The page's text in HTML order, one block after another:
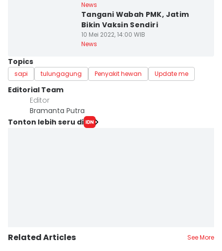
News
Tangani Wabah PMK, Jatim
Bikin Vaksin Sendiri
10 Mei 2022, 14:00 WIB
News
Topics
sapi tulungagung Penyakit hewan Update me
Editorial Team
Editor
Bramanta Putra
Tonton lebih seru di
Related Articles See More